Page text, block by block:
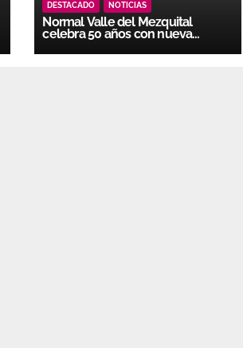
DESTACADO NOTICIAS
Normal Valle del Mezquital
celebra 50 años con nueva